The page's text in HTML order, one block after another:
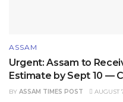
ASSAM
Urgent: Assam to
Estimate by Sept 10 —
BY ASSAM TIMES POST AUGUST